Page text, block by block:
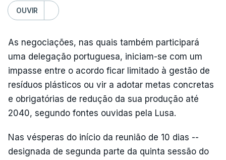
OUVIR
As negociações, nas quais também participará
uma delegação portuguesa, iniciam-se com um
impasse entre o acordo ficar limitado à gestão de
resíduos plásticos ou vir a adotar metas concretas
e obrigatórias de redução da sua produção até
2040, segundo fontes ouvidas pela Lusa.
Nas vésperas do início da reunião de 10 dias --
designada de segunda parte da quinta sessão do